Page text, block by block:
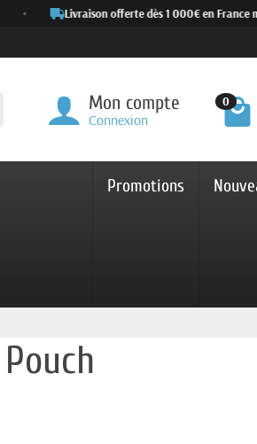
Livraison offerte dès 1 000€ en France
Mon compte
Connexion
0
Promotions